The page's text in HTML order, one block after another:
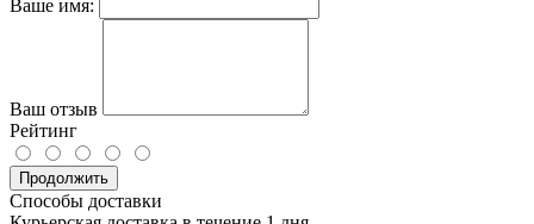
Ваше имя:
Ваш отзыв
Рейтинг
Продолжить
Способы доставки